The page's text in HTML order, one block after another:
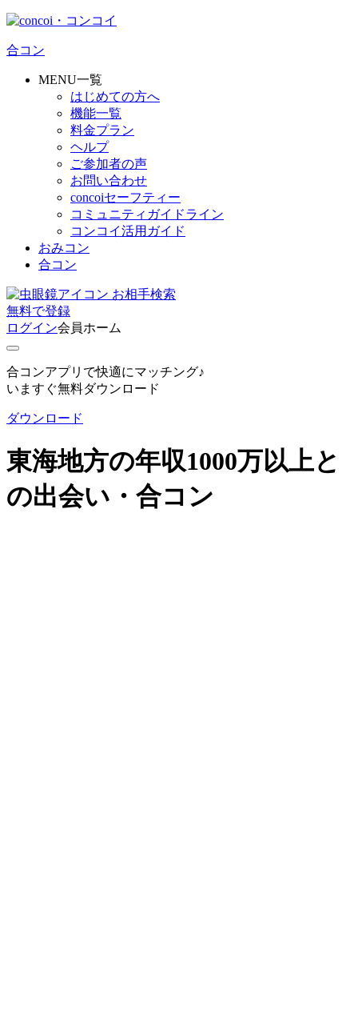
合コン
MENU一覧
はじめての方へ
機能一覧
料金プラン
ヘルプ
ご参加者の声
お問い合わせ
concoiセーフティー
コミュニティガイドライン
コンコイ活用ガイド
おみコン
合コン
お相手検索
無料で登録
ログイン会員ホーム
合コンアプリで快適にマッチング♪
いますぐ無料ダウンロード
ダウンロード
東海地方の年収1000万以上と
の出会い・合コン